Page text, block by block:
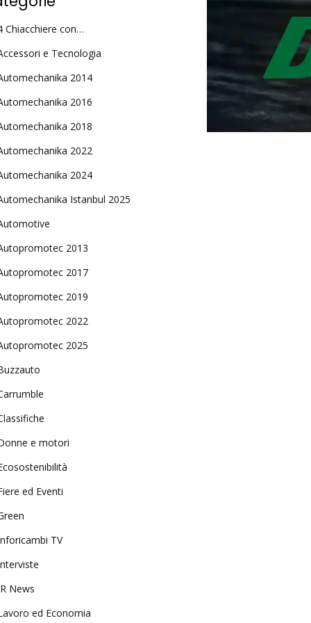
Chiacchiere con…
e Tecnologia
2014
2016
2018
2022
2024
Istanbul 2025
2013
2017
2019
2022
2025
e motori
ed Eventi
TV
News
ed Economia